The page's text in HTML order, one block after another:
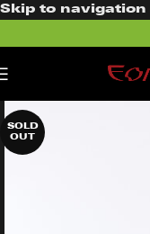
Skip to navigation
SOLD
OUT